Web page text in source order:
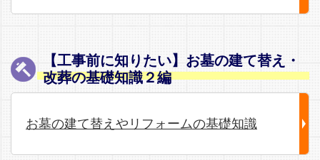
【工事前に知りたい】お墓の建て替え・
改葬の基礎知識２編
お墓の建て替えやリフォームの基礎知識